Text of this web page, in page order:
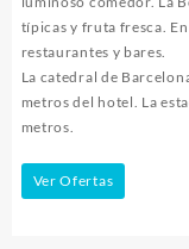
típicas y fruta fresca.
restaurantes y bares.
La catedral de
metros del hotel. La
metros.
Ver Ofertas